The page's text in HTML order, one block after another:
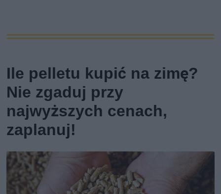
Ile pelletu kupić na zimę?
Nie zgaduj przy
najwyższych cenach,
zaplanuj!